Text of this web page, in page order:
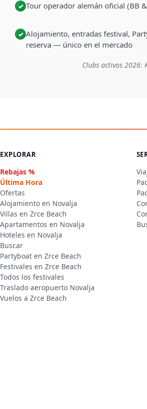
✓ Tour operador alemán oficial (BB
✓ Alojamiento, entradas festival,
reserva — único en el mercado
Clubs activos 2026:
EXPLORAR
Rebajas %
Última Hora
Ofertas
Alojamiento en Novalja
Villas en Zrce Beach
Apartamentos en Novalja
Hoteles en Novalja
Buscar
Partyboat en Zrce Beach
Festivales en Zrce Beach
Todos los festivales
Traslado aeropuerto Novalja
Vuelos a Zrce Beach